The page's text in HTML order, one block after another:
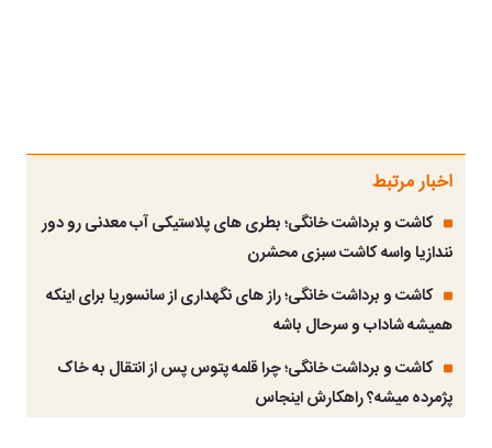
اخبار مرتبط
کاشت و برداشت خانگی؛ بطری های پلاستیکی آب معدنی رو دور
نندازیا واسه کاشت سبزی محشرن
کاشت و برداشت خانگی؛ راز های نگهداری از سانسوریا برای اینکه
همیشه شاداب و سرحال باشه
کاشت و برداشت خانگی؛ چرا قلمه پتوس پس از انتقال به خاک
پژمرده میشه؟ راهکارش اینجاس